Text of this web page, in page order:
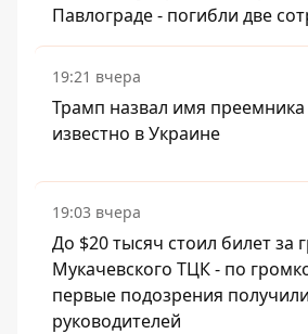
Павлограде - погибли две
19:21 вчера
Трамп назвал имя
известно в Украине
19:03 вчера
До $20 тысяч стоил билет за
Мукачевского ТЦК - по
первые подозрения
руководителей